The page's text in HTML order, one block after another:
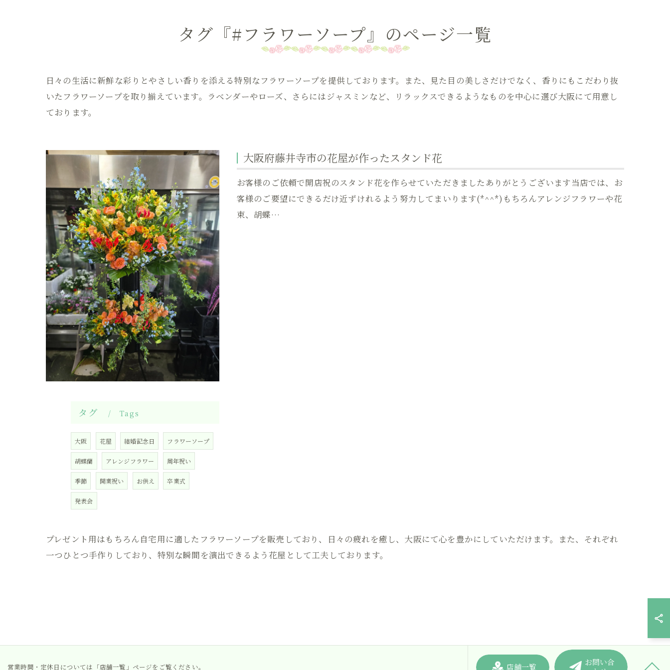
タグ『#フラワーソープ』のページ一覧
日々の生活に新鮮な彩りとやさしい香りを添える特別なフラワーソープを提供しております。また、見た目の美しさだけでなく、香りにもこだわり抜
いたフラワーソープを取り揃えています。ラベンダーやローズ、さらにはジャスミンなど、リラックスできるようなものを中心に選び大阪にて用意し
ております。
大阪府藤井寺市の花屋が作ったスタンド花
お客様のご依頼で開店祝のスタンド花を作らせていただきましたありがとうございます当店では、お
客様のご要望にできるだけ近ずけれるよう努力してまいります(*^^*)もちろんアレンジフラワーや花
束、胡蝶…
タグ Tags
大阪 花屋 結婚記念日 フラワーソープ
胡蝶蘭 アレンジフラワー 周年祝い
季節 開業祝い お供え 卒業式
発表会
プレゼント用はもちろん自宅用に適したフラワーソープを販売しており、日々の疲れを癒し、大阪にて心を豊かにしていただけます。また、それぞれ
一つひとつ手作りしており、特別な瞬間を演出できるよう花屋として工夫しております。
営業時間・定休日については「店舗一覧」ページをご覧ください。 店舗一覧
お問い合